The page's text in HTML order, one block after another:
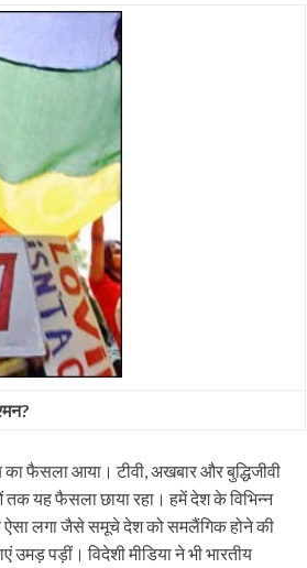
फैसला आया। टीवी, अखबार और बुद्धिजीवी
तक यह फैसला छाया रहा। हमें देश के विभिन्न
ऐसा लगा जैसे समूचे देश को समलैंगिक होने की
पड़ीं। विदेशी मीडिया ने भी भारतीय